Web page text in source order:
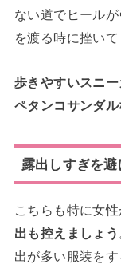
ない道でヒール
を渡る時に挫い
歩きやすいスニ
ペタンコサンダ
露出しすぎを避
こちらも特に女
出も控えましょう
出が多い服装をす